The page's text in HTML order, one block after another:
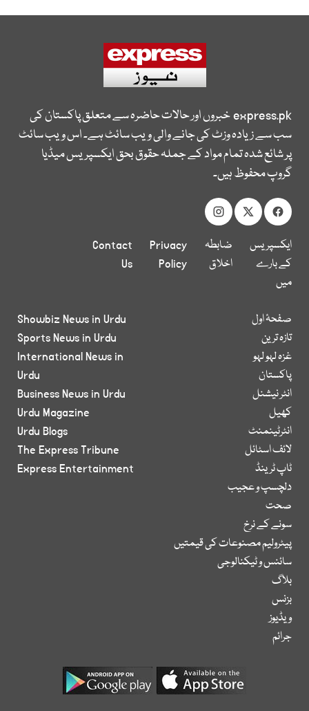
express.pkخبروں اور حالات حاضرہ سے متعلق پاکستان کی
سب سے زیادہ وزٹ کی جانے والی ویب سائٹ ہے۔ اس ویب سائٹ
پر شائع شدہ تمام مواد کے جملہ حقوق بحق ایکسپریس میڈیا
گروپ محفوظ ہیں۔
ایکسپریس
کے بارے
میں
ضابطہ
اخلاق
Privacy
Policy
Contact
Us
صفحۂ اول
تازہ ترین
غزہ لہو لہو
پاکستان
انٹر نیشنل
کھیل
انٹرٹینمنٹ
لائف اسٹائل
ٹاپ ٹرینڈ
دلچسپ و عجیب
صحت
سونے کے نرخ
پیٹرولیم مصنوعات کی قیمتیں
سائنس و ٹیکنالوجی
بلاگ
بزنس
ویڈیوز
جرائم
Showbiz News in Urdu
Sports News in Urdu
International News in
Urdu
Business News in Urdu
Urdu Magazine
Urdu Blogs
The Express Tribune
Express Entertainment